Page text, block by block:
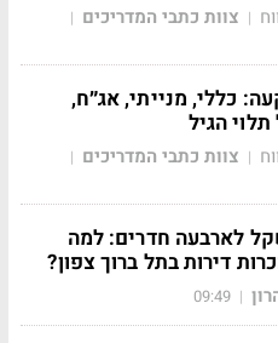
| צוות כתבי המדריכים |
כללי, מנייתי, אג״ח,
הגיל
| צוות כתבי המדריכים |
שקל לארבעה חדרים: למה
דירות בתל ברוך צפון?
|
09:49